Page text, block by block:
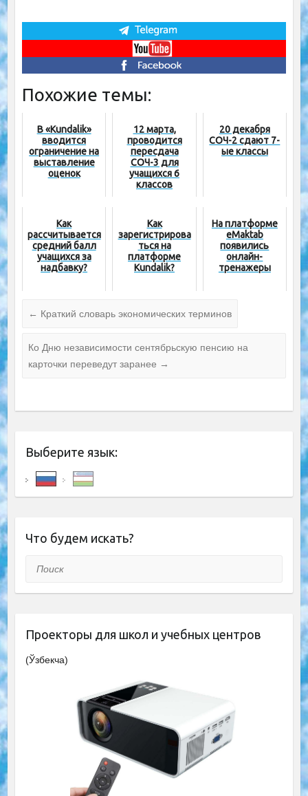
Похожие темы:
В «Kundalik»
вводится
ограничение на
выставление
оценок
12 марта,
проводится
пересдача
СОЧ-3 для
учащихся 6
классов
20 декабря
СОЧ-2 сдают 7-
ые классы
Как
рассчитывается
средний балл
учащихся за
надбавку?
Как
зарегистрирова
ться на
платформе
Kundalik?
На платформе
eMaktab
появились
онлайн-
тренажеры
← Краткий словарь экономических терминов
Ко Дню независимости сентябрьскую пенсию на
карточки переведут заранее →
Выберите язык:
Что будем искать?
Поиск
Проекторы для школ и учебных центров
(Ўзбекча)